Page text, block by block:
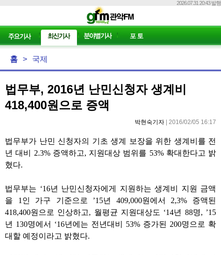
2026.07.31 20:43 발행
홈 > 국제
법무부, 2016년 난민신청자 생계비
418,400원으로 증액
박현숙기자 | 2016/02/05 16:17
법무부가 난민 신청자의 기초 생계 보장을 위한 생계비를 전
년 대비 2.3% 증액하고, 지원대상 범위를 53% 확대한다고 밝
혔다.
법무부는 ‘16년 난민신청자에게 지원하는 생계비 지원 금액
을 1인 가구 기준으로 ’15년 409,000원에서 2,3% 증액된
418,400원으로 인상하고, 월평균 지원대상도 ‘14년 88명, ’15
년 130명에서 ‘16년에는 전년대비 53% 증가된 200명으로 확
대할 예정이라고 밝혔다.